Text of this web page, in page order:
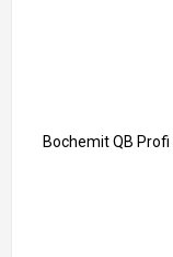
Bochemit QB Profi